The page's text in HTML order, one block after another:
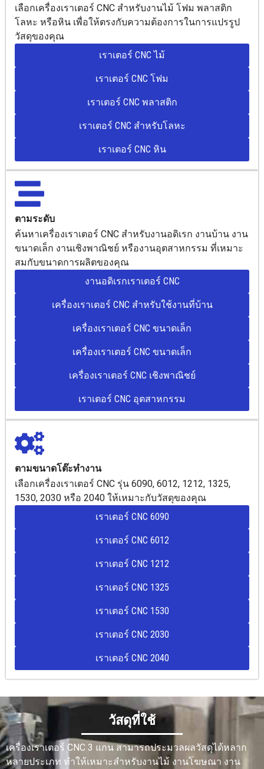
เลือกเครื่องเราเตอร์ CNC สำหรับงานไม้ โฟม พลาสติก
โลหะ หรือหิน เพื่อให้ตรงกับความต้องการในการแปรรูป
วัสดุของคุณ
เราเตอร์ CNC ไม้
เราเตอร์ CNC โฟม
เราเตอร์ CNC พลาสติก
เราเตอร์ CNC สำหรับโลหะ
เราเตอร์ CNC หิน
ตามระดับ
ค้นหาเครื่องเราเตอร์ CNC สำหรับงานอดิเรก งานบ้าน งาน
ขนาดเล็ก งานเชิงพาณิชย์ หรืองานอุตสาหกรรม ที่เหมาะ
สมกับขนาดการผลิตของคุณ
งานอดิเรกเราเตอร์ CNC
เครื่องเราเตอร์ CNC สำหรับใช้งานที่บ้าน
เครื่องเราเตอร์ CNC ขนาดเล็ก
เครื่องเราเตอร์ CNC ขนาดเล็ก
เครื่องเราเตอร์ CNC เชิงพาณิชย์
เราเตอร์ CNC อุตสาหกรรม
ตามขนาดโต๊ะทำงาน
เลือกเครื่องเราเตอร์ CNC รุ่น 6090, 6012, 1212, 1325,
1530, 2030 หรือ 2040 ให้เหมาะกับวัสดุของคุณ
เราเตอร์ CNC 6090
เราเตอร์ CNC 6012
เราเตอร์ CNC 1212
เราเตอร์ CNC 1325
เราเตอร์ CNC 1530
เราเตอร์ CNC 2030
เราเตอร์ CNC 2040
วัสดุที่ใช้
เครื่องเราเตอร์ CNC 3 แกน สามารถประมวลผลวัสดุได้หลาก
หลายประเภท ทำให้เหมาะสำหรับงานไม้ งานโฆษณา งาน